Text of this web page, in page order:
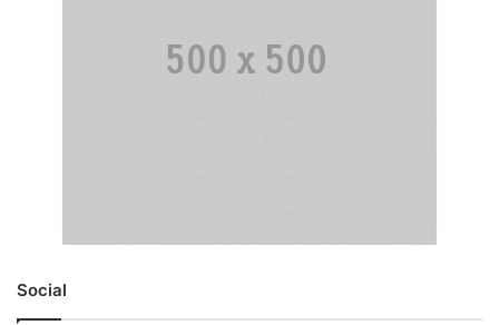
Social